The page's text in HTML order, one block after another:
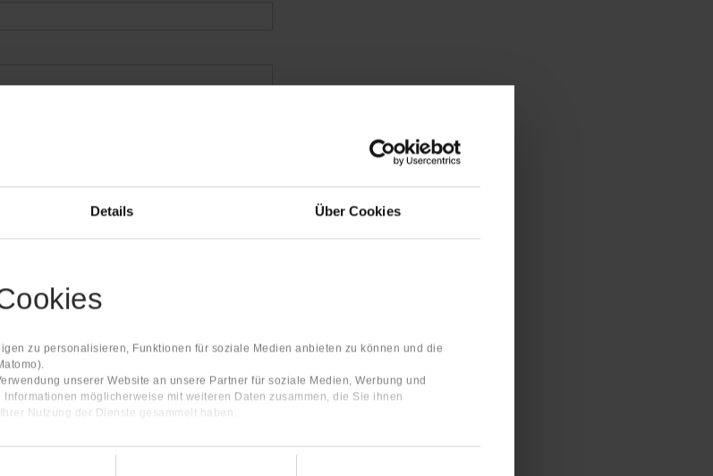
Details Über Cookies
zu personalisieren, Funktionen für soziale Medien anbieten zu können und die
unserer Website an unsere Partner für soziale Medien, Werbung und
möglicherweise mit weiteren Daten zusammen, die Sie ihnen
Nutzung der Dienste gesammelt haben.